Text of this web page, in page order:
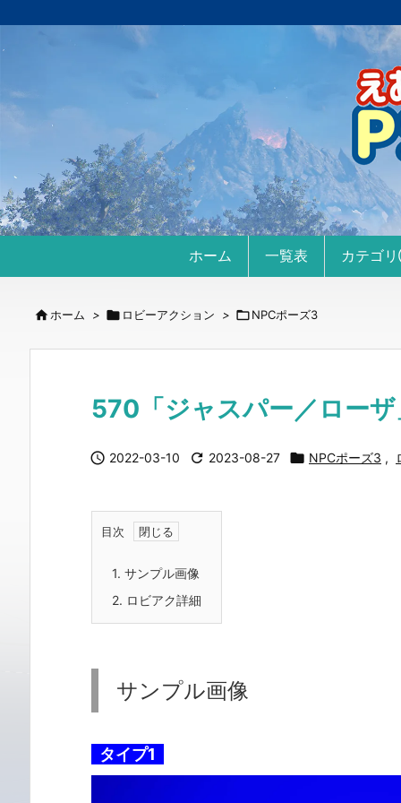
ホーム 一覧表 カテゴ
ホーム >  ロビーアクション > NPCポーズ3
570「ジャスパー／ローザ
 2022-03-10  2023-08-27  NPCポーズ3 ,
目次
1. サンプル画像
2. ロビアク詳細
サンプル画像
タイプ1